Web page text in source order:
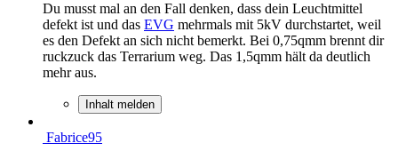
Du musst mal an den Fall denken, dass dein Leuchtmittel
defekt ist und das EVG mehrmals mit 5kV durchstartet, weil
es den Defekt an sich nicht bemerkt. Bei 0,75qmm brennt dir
ruckzuck das Terrarium weg. Das 1,5qmm hält da deutlich
mehr aus.
Inhalt melden
Fabrice95